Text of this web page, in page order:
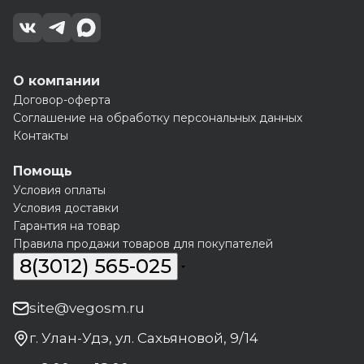
О компании
Договор-оферта
Соглашение на обработку персональных данных
Контакты
Помощь
Условия оплаты
Условия доставки
Гарантия на товар
Правила продажи товаров для покупателей
8(3012) 565-025
site@vegosm.ru
г. Улан-Удэ, ул. Сахьяновой, 9/14